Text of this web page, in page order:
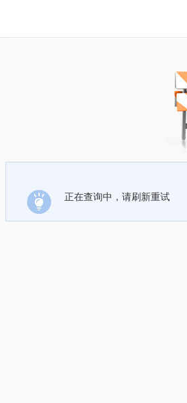
正在查询中，请刷新重试